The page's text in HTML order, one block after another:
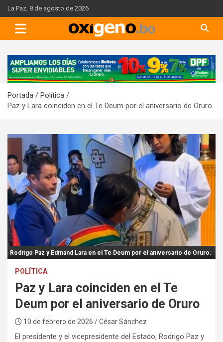
Skip
to
content
La Paz, 8 de agosto de 2026
A
d
e
i
s
e
m
e
n
t
:
Portada
Política
Paz y Lara coinciden en el Te Deum por el aniversario de Oruro
Rodrigo Paz y Edmand Lara en el Te Deum por el aniversario de Oruro.
POLÍTICA
Paz y Lara coinciden en el Te
Deum por el aniversario de Oruro
10 de febrero de 2026 / César Sánchez
El presidente y el vicepresidente del Estado, Rodrigo Paz y